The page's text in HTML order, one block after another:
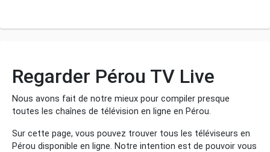
Regarder Pérou TV Live
Nous avons fait de notre mieux pour compiler presque
toutes les chaînes de télévision en ligne en Pérou.
Sur cette page, vous pouvez trouver tous les téléviseurs en
Pérou disponible en ligne. Notre intention est de pouvoir vous